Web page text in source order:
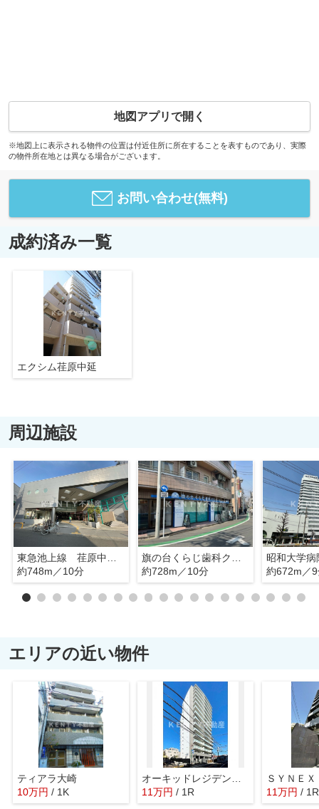
地図アプリで開く
※地図上に表示される物件の位置は付近住所に所在することを表すものであり、実際
の物件所在地とは異なる場合がございます。
お問い合わせ(無料)
成約済み一覧
エクシム荏原中延
周辺施設
約748m／10分
約728m／10分
昭和大学
約672m／
エリアの近い物件
ティアラ大崎
10万円 / 1K
11万円 / 1R 11万円 / 1R